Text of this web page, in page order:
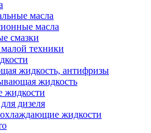
масла
масла
смазки
техники
жидкость, антифризы
жидкость
жидкости
дизеля
жидкости